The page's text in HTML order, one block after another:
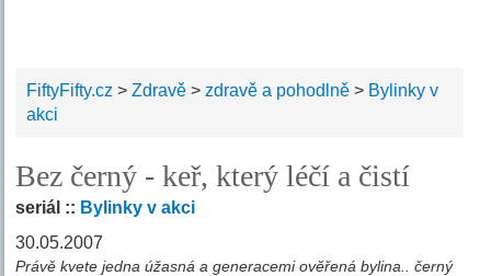
FiftyFifty.cz >Zdravě >zdravě a pohodlně > Bylinky v
akci
Bez černý - keř, který léčí a čistí
seriál :: Bylinky v akci
30.05.2007
Právě kvete jedna úžasná a generacemi ověřená bylina.. černý